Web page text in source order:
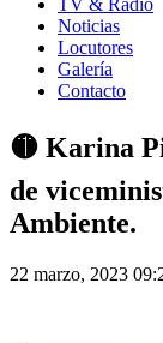
TV & Radio
Noticias
Locutores
Galería
Contacto
🟡 Karina
de
Ambiente.
22 marzo, 2023